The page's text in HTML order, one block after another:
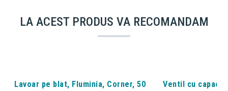
LA ACEST PRODUS VA RECOMANDAM
Lavoar pe blat, Fluminia, Corner, 50
Ventil cu capac